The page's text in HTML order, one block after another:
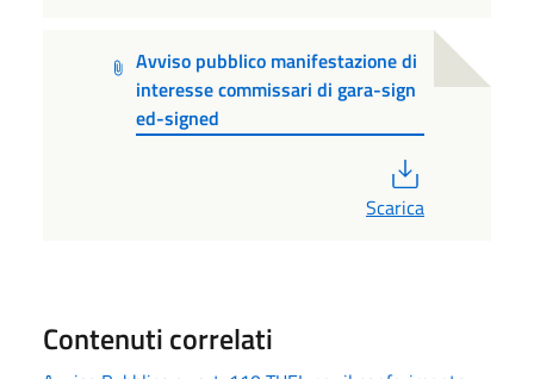
Avviso pubblico manifestazione di
interesse commissari di gara-sign
ed-signed
Scarica
Contenuti correlati